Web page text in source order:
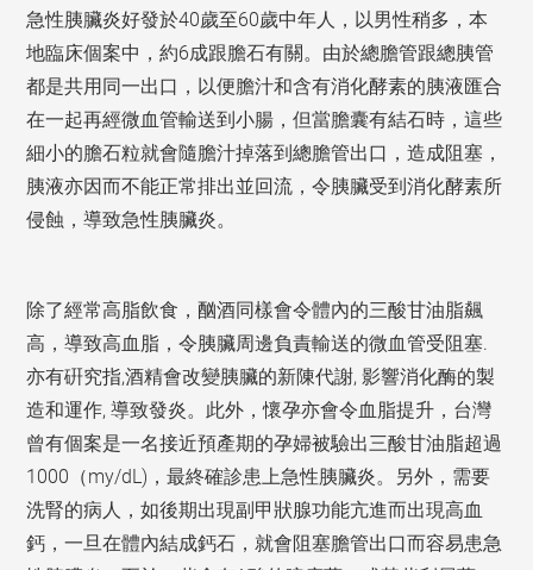
急性胰臟炎好發於40歲至60歲中年人，以男性稍多，本
地臨床個案中，約6成跟膽石有關。由於總膽管跟總胰管
都是共用同一出口，以便膽汁和含有消化酵素的胰液匯合
在一起再經微血管輸送到小腸，但當膽囊有結石時，這些
細小的膽石粒就會隨膽汁掉落到總膽管出口，造成阻塞，
胰液亦因而不能正常排出並回流，令胰臟受到消化酵素所
侵蝕，導致急性胰臟炎。
除了經常高脂飲食，酗酒同樣會令體內的三酸甘油脂飆
高，導致高血脂，令胰臟周邊負責輸送的微血管受阻塞.
亦有硏究指,酒精會改變胰臟的新陳代謝, 影響消化酶的製
造和運作, 導致發炎。此外，懷孕亦會令血脂提升，台灣
曾有個案是一名接近預產期的孕婦被驗出三酸甘油脂超過
1000（my/dL)，最終確診患上急性胰臟炎。另外，需要
洗腎的病人，如後期出現副甲狀腺功能亢進而出現高血
鈣，一旦在體內結成鈣石，就會阻塞膽管出口而容易患急